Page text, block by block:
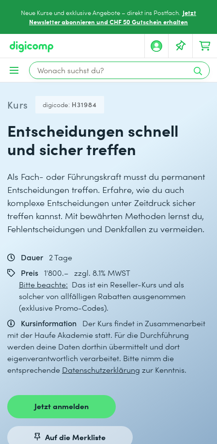
Neue Kurse und exklusive Angebote – direkt ins Postfach. Jetzt
Newsletter abonnieren und CHF 50 Gutschein erhalten
Kurs digicode: H31984
Entscheidungen schnell
und sicher treffen
Als Fach- oder Führungskraft musst du permanent
Entscheidungen treffen. Erfahre, wie du auch
komplexe Entscheidungen unter Zeitdruck sicher
treffen kannst. Mit bewährten Methoden lernst du,
Fehlentscheidungen und Denkfallen zu vermeiden.
Dauer
2 Tage
Preis 1'800.– zzgl. 8.1% MWST
Bitte beachte: Das ist ein Reseller-Kurs und als
solcher von allfälligen Rabatten ausgenommen
(exklusive Promo-Codes).
Kursinformation
Der Kurs findet in Zusammenarbeit
mit der Haufe Akademie statt. Für die Durchführung
werden deine Daten dorthin übermittelt und dort
eigenverantwortlich verarbeitet. Bitte nimm die
entsprechende Datenschutzerklärung zur Kenntnis.
Jetzt anmelden
Auf die Merkliste